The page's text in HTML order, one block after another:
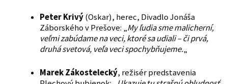
Peter Krivý(Oskar), herec, Divadlo Jonáša
Záborského v Prešove: „My ľudia sme malicherní,
veľmi zabúdame na veci, ktoré sa udiali – či prvá,
druhá svetová, veľa veci spochybňujeme.„
Marek Zákostelecký, režisér predstavenia